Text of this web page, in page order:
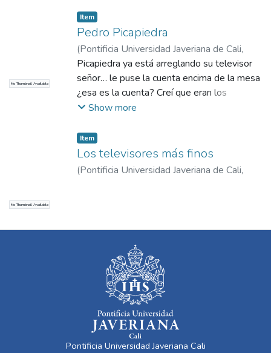
No Thumbnail Available
Item
Pedro Picapiedra
(Pontificia Universidad Javeriana de Cali,
2017)Diario de Occidente
Picapiedra ya está arreglando su televisor
señor… le puse la cuenta encima de la mesa
¿esa es la cuenta? Creí que eran los
números de su cuenta bancaria secreta en
Show more
No Thumbnail Available
Item
Los televisores más finos
(Pontificia Universidad Javeriana de Cali,
Pontificia Universidad Javeriana Cali